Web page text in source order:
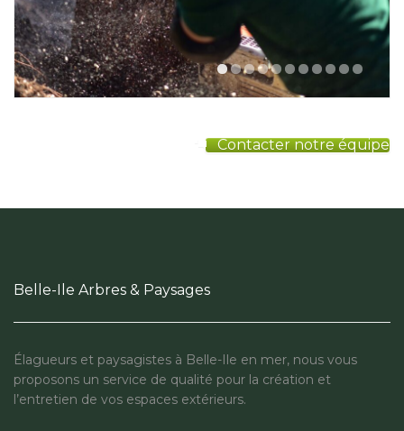
Contacter notre équipe
Belle-Ile Arbres & Paysages
Élagueurs et paysagistes à Belle-Ile en mer, nous vous
proposons un service de qualité pour la création et
l’entretien de vos espaces extérieurs.